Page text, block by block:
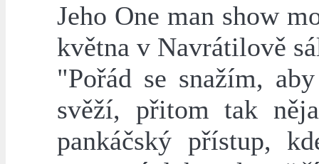
Jeho One man show
května v Navrátilově
"Pořád se snažím,
svěží, přitom tak
pankáčský přístup,